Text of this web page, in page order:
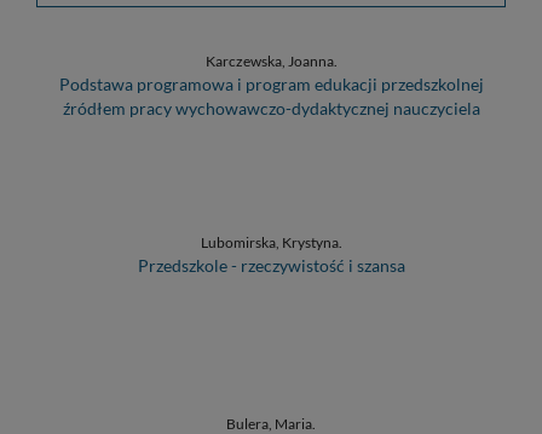
Karczewska, Joanna.
Podstawa programowa i program edukacji przedszkolnej
źródłem pracy wychowawczo-dydaktycznej nauczyciela
Lubomirska, Krystyna.
Przedszkole - rzeczywistość i szansa
Bulera, Maria.